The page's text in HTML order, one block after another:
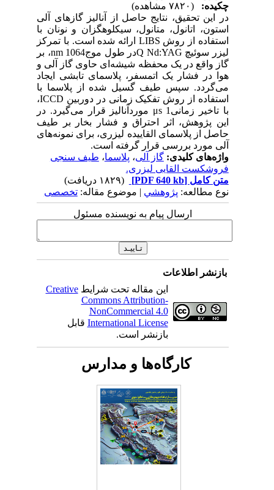
چکیده:
در این تحقیق، نتایج حاصل از آنالیز گازهای آلی
استون، اتانول، متانول، سیکلوهگزان و نونان با
استفاده از روش LIBS ارائه شده است. با تمرکز
لیزر سوئیچ Q Nd:YAGدر طول موجnm 1064، بر
گاز واقع در یک محفظه شیشه‌ای حاوی گاز آلی و
هوا در فشار یک اتمسفر، پلاسمای تابشی ایجاد
می‌گردد. سپس طیف گسیل شده از پلاسما با
استفاده از روش تفکیک زمانی در دوربین ICCD،
با تاخیر زمانیμs 1 موردآنالیز قرار می‌گیرد. در
این پژوهش، اثر احتراق و فشار بخار بر طیف
حاصل از پلاسمای القاییده لیزری، برای نمونه‌های
آلی مورد بررسی قرار گرفته است.
واژه‌های کلیدی:گاز آلی،پلاسما،طیف سنجی
فروشکست القایی لیزری.
متن کامل[PDF 640 kb]
نوع مطالعه:پژوهشي| موضوع مقاله:تخصصی
ارسال پیام به نویسنده مسئول
بازنشر اطلاعات
این مقاله تحت شرایطCreative
Commons Attribution-
NonCommercial 4.0
International Licenseقابل
بازنشر است.
کارگاه‌ها و مدارس